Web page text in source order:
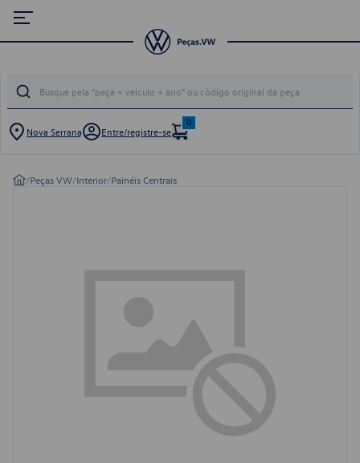
Nova Serrana Entre/registre-se
0
/Peças VW/Interior/Painéis Centrais